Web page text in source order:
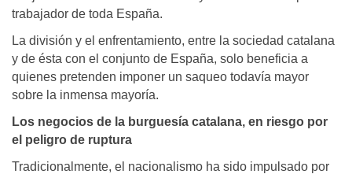
trabajador de toda España.
La división y el enfrentamiento, entre la sociedad catalana
y de ésta con el conjunto de España, solo beneficia a
quienes pretenden imponer un saqueo todavía mayor
sobre la inmensa mayoría.
Los negocios de la burguesía catalana, en riesgo por
el peligro de ruptura
Tradicionalmente, el nacionalismo ha sido impulsado por